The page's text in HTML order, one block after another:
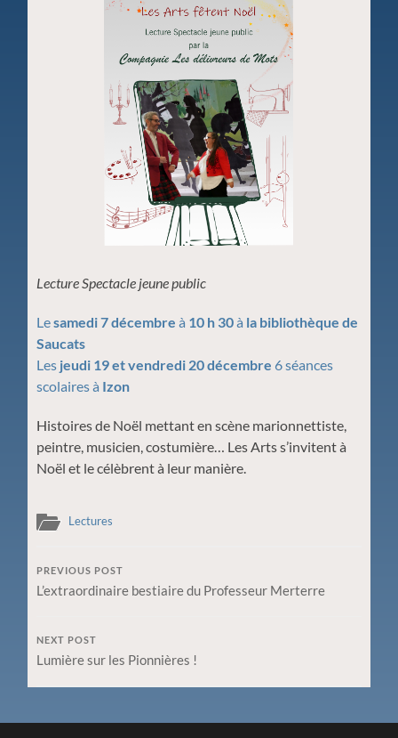
Lecture Spectacle jeune public
Lesamedi 7 décembreà 10 h 30à la bibliothèque de
Saucats
Les jeudi 19 et vendredi 20 décembre 6 séances
scolaires à Izon
Histoires de Noël mettant en scène marionnettiste,
peintre, musicien, costumière… Les Arts s’invitent à
Noël et le célèbrent à leur manière.
Lectures
PREVIOUS POST
L’extraordinaire bestiaire du Professeur Merterre
NEXT POST
Lumière sur les Pionnières !